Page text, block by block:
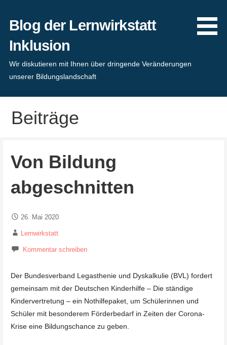
springen
Blog der Lernwirkstatt
Inklusion
Wir diskutieren mit Ihnen über dringende Veränderungen
unserer Bildungslandschaft
Beiträge
Von Bildung
abgeschnitten
26. Mai 2020
Lernwirkstatt
Kommentar schreiben
Der Bundesverband Legasthenie und Dyskalkulie (BVL) fordert
gemeinsam mit der Deutschen Kinderhilfe – Die ständige
Kindervertretung – ein Nothilfepaket, um Schülerinnen und
Schüler mit besonderem Förderbedarf in Zeiten der Corona-
Krise eine Bildungschance zu geben.